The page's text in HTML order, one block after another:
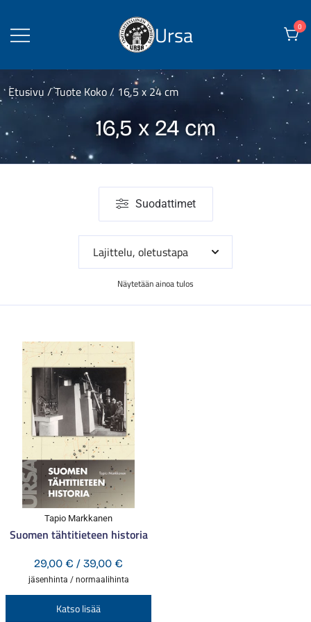
content
Ursa 0
Etusivu / Tuote Koko / 16,5 x 24 cm
16,5 x 24 cm
Näytetään ainoa tulos
Tapio Markkanen
Suomen tähtitieteen historia
29,00 € / 39,00 €
29,00 €
-
jäsenhinta / normaalihinta
Katso lisää
Suodattimet